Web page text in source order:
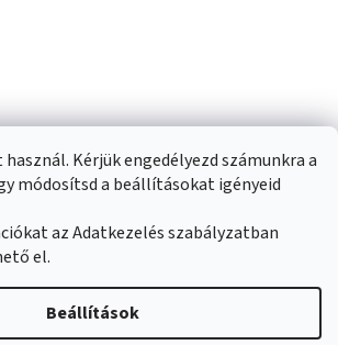
Kérjük engedélyezd számunkra a
módosítsd a beállításokat igényeid
az Adatkezelés szabályzatban
el.
Beállítások
Shoptet készítette
. Minden jog fenntartva.